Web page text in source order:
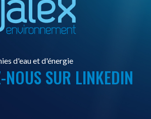
d'eau et d'énergie
SUR LINKEDIN